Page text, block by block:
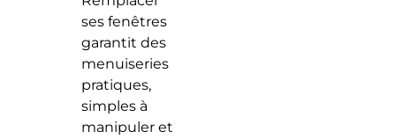
ses fenêtres
garantit des
menuiseries
pratiques,
simples à
manipuler et